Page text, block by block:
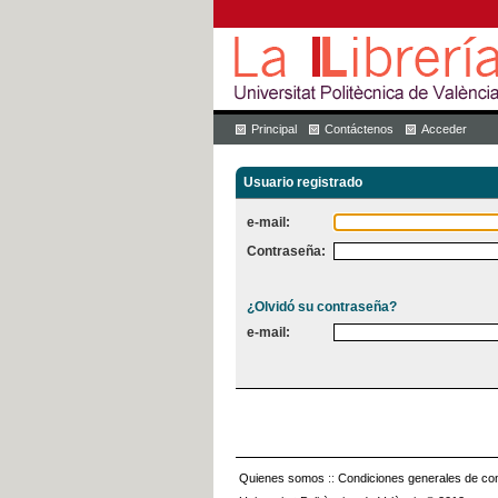
Principal Contáctenos Acceder
Usuario registrado
e-mail:
Contraseña:
¿Olvidó su contraseña?
e-mail:
Quienes somos :: Condiciones generales de